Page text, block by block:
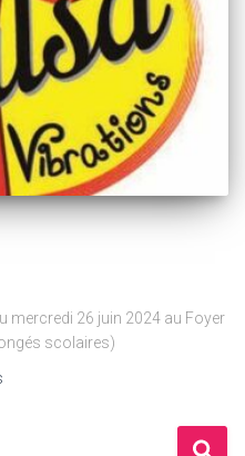
mercredi 26 juin 2024 au Foyer
scolaires)